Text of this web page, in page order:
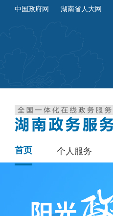
中国政府网 湖南省人大网
首页 个人服务